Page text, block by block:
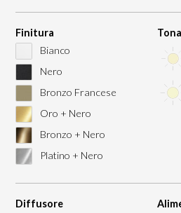
Finitura
Bianco
Nero
Bronzo Francese
Oro + Nero
Bronzo + Nero
Platino + Nero
Diffusore